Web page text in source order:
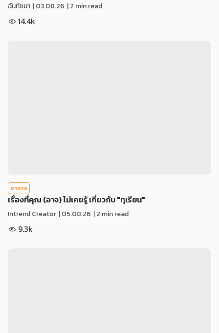
ฉันท์ชมา |03.08.26 | 2 min read
14.4k
อาหาร
เรื่องที่คุณ (อาจ) ไม่เคยรู้ เกี่ยวกับ "ทุเรียน"
Intrend Creator |05.08.26 | 2 min read
9.3k